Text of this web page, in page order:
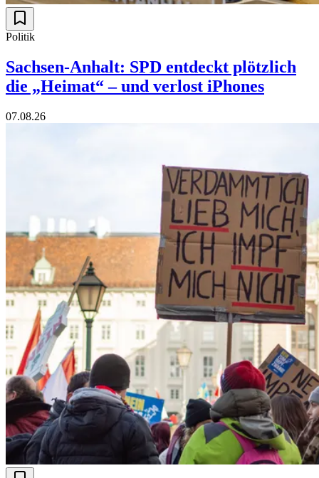
Politik
Sachsen-Anhalt: SPD entdeckt plötzlich
die „Heimat“ – und verlost iPhones
07.08.26